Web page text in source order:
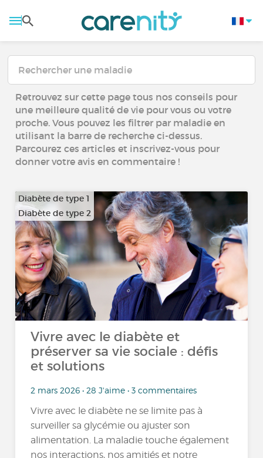
Retrouvez sur cette page tous nos conseils pour
une meilleure qualité de vie pour vous ou votre
proche. Vous pouvez les filtrer par maladie en
utilisant la barre de recherche ci-dessus.
Parcourez ces articles et inscrivez-vous pour
donner votre avis en commentaire !
Diabète de type 1
Diabète de type 2
Vivre avec le diabète et
préserver sa vie sociale : défis
et solutions
2 mars 2026 • 28 J'aime • 3 commentaires
Vivre avec le diabète ne se limite pas à
surveiller sa glycémie ou ajuster son
alimentation. La maladie touche également
nos interactions, nos amitiés et notre